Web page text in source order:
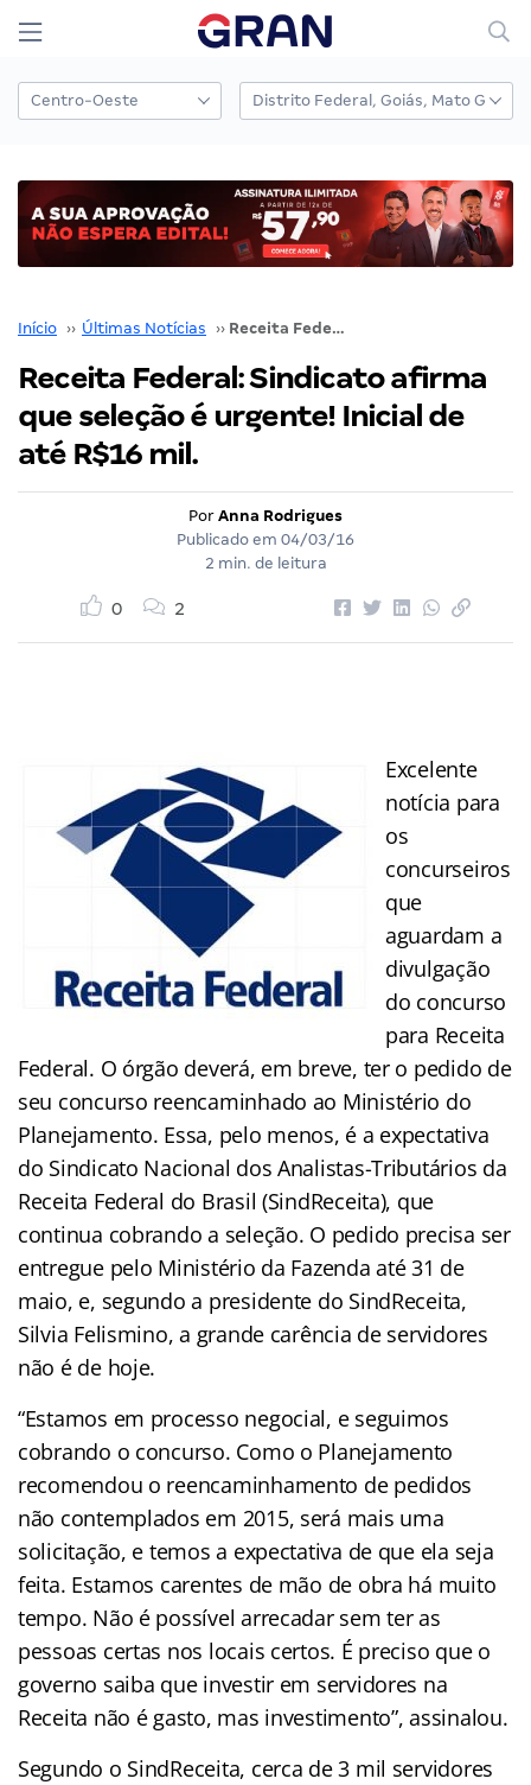
Início ›› Últimas Notícias ›› Receita Federal: Sindicato afirma que seleção é urgente! Inicial de até R$16 mil.
Receita Federal: Sindicato afirma
que seleção é urgente! Inicial de
até R$16 mil.
Por Anna Rodrigues
Publicado em 04/03/16
2 min. de leitura
0 2
Excelente
notícia para
os
concurseiros
que
aguardam a
divulgação
do concurso
para Receita
Federal. O órgão deverá, em breve, ter o pedido de
seu concurso reencaminhado ao Ministério do
Planejamento. Essa, pelo menos, é a expectativa
do Sindicato Nacional dos Analistas-Tributários da
Receita Federal do Brasil (SindReceita), que
continua cobrando a seleção. O pedido precisa ser
entregue pelo Ministério da Fazenda até 31 de
maio, e, segundo a presidente do SindReceita,
Silvia Felismino, a grande carência de servidores
não é de hoje.
“Estamos em processo negocial, e seguimos
cobrando o concurso. Como o Planejamento
recomendou o reencaminhamento de pedidos
não contemplados em 2015, será mais uma
solicitação, e temos a expectativa de que ela seja
feita. Estamos carentes de mão de obra há muito
tempo. Não é possível arrecadar sem ter as
pessoas certas nos locais certos. É preciso que o
governo saiba que investir em servidores na
Receita não é gasto, mas investimento”, assinalou.
Segundo o SindReceita, cerca de 3 mil servidores